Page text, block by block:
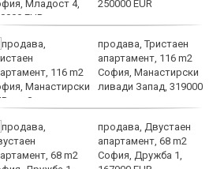
250000 EUR
продава, Тристаен
апартамент, 116 m2
София, Манастирски
ливади Запад, 319000
продава, Двустаен
апартамент, 68 m2
София, Дружба 1,